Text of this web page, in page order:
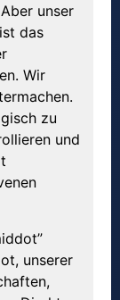
unser
das
Wir
zu
und
unserer